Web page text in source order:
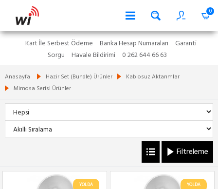
0
Kart İle Serbest Ödeme Banka Hesap Numaraları
Garanti
Sorgu
Havale Bildirimi 0 262 644 66 63
Anasayfa Hazir Set (Bundle) Ürünler
Kablosuz Aktarımlar
Mimosa Serisi Ürünler
Filtreleme
YOLDA YOLDA